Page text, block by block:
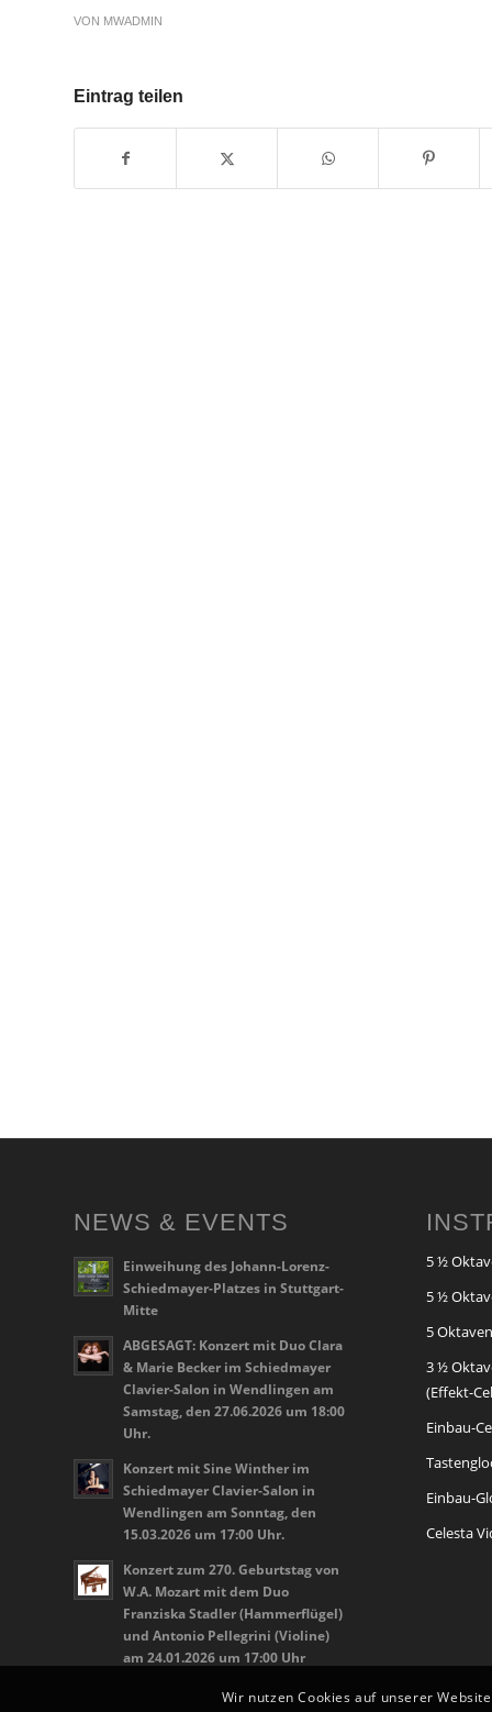
VON MWADMIN
Eintrag teilen
NEWS & EVENTS
Einweihung des Johann-Lorenz-
Schiedmayer-Platzes in Stuttgart-
Mitte
ABGESAGT: Konzert mit Duo Clara
& Marie Becker im Schiedmayer
Clavier-Salon in Wendlingen am
Samstag, den 27.06.2026 um 18:00
Uhr.
Konzert mit Sine Winther im
Schiedmayer Clavier-Salon in
Wendlingen am Sonntag, den
15.03.2026 um 17:00 Uhr.
Konzert zum 270. Geburtstag von
W.A. Mozart mit dem Duo
Franziska Stadler (Hammerflügel)
und Antonio Pellegrini (Violine)
am 24.01.2026 um 17:00 Uhr
5 ½
5 ½
5
3 ½
(Effekt-
Einbau-
Einbau-
Celesta
Wir nutzen Cookies auf unserer